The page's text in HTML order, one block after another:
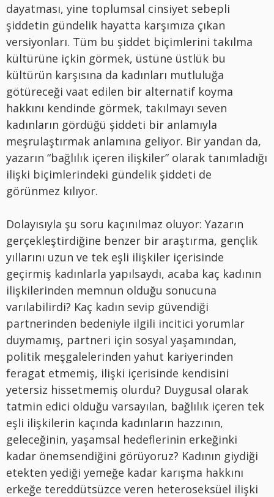
dayatması, yine toplumsal cinsiyet sebepli
şiddetin gündelik hayatta karşımıza çıkan
versiyonları. Tüm bu şiddet biçimlerini takılma
kültürüne içkin görmek, üstüne üstlük bu
kültürün karşısına da kadınları mutluluğa
götüreceği vaat edilen bir alternatif koyma
hakkını kendinde görmek, takılmayı seven
kadınların gördüğü şiddeti bir anlamıyla
meşrulaştırmak anlamına geliyor. Bir yandan da,
yazarın “bağlılık içeren ilişkiler” olarak tanımladığı
ilişki biçimlerindeki gündelik şiddeti de
görünmez kılıyor.
Dolayısıyla şu soru kaçınılmaz oluyor: Yazarın
gerçekleştirdiğine benzer bir araştırma, gençlik
yıllarını uzun ve tek eşli ilişkiler içerisinde
geçirmiş kadınlarla yapılsaydı, acaba kaç kadının
ilişkilerinden memnun olduğu sonucuna
varılabilirdi? Kaç kadın sevip güvendiği
partnerinden bedeniyle ilgili incitici yorumlar
duymamış, partneri için sosyal yaşamından,
politik meşgalelerinden yahut kariyerinden
feragat etmemiş, ilişki içerisinde kendisini
yetersiz hissetmemiş olurdu? Duygusal olarak
tatmin edici olduğu varsayılan, bağlılık içeren tek
eşli ilişkilerin kaçında kadınların hazzının,
geleceğinin, yaşamsal hedeflerinin erkeğinki
kadar önemsendiğini görüyoruz? Kadının giydiği
etekten yediği yemeğe kadar karışma hakkını
erkeğe tereddütsüzce veren heteroseksüel ilişki